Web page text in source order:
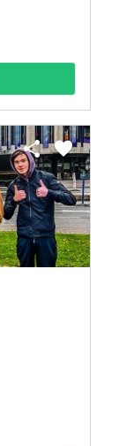
share favorite